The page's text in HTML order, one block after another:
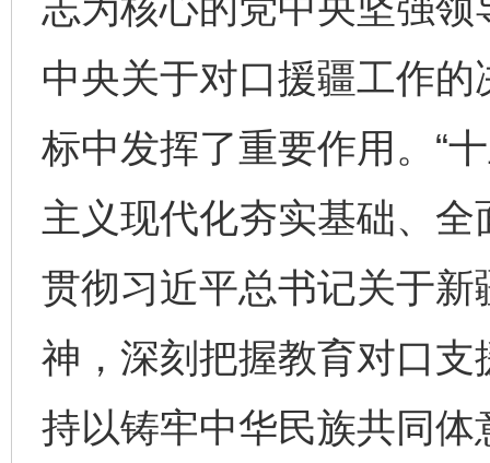
中央关于对口援疆工作
标中发挥了重要作用。“
主义现代化夯实基础、
贯彻习近平总书记关于
神，深刻把握教育对口
持以铸牢中华民族共同